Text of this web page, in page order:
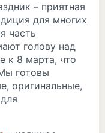
– приятная
для многих
часть
голову над
к 8 марта, что
готовы
оригинальные,